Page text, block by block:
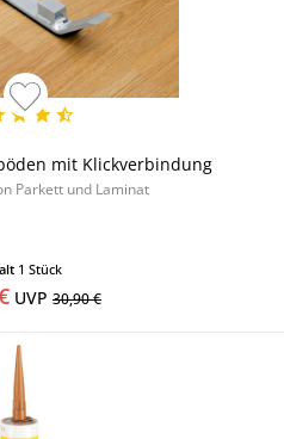
mit Klickverbindung
Parkett und Laminat
1 Stück
UVP 30,90 €